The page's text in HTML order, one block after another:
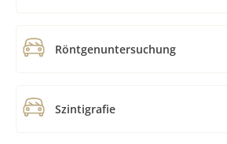
Röntgenuntersuchung
Szintigrafie